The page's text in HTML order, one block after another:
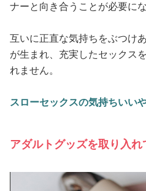
ナーと向き合うことが必要にな
互いに正直な気持ちをぶつけ
が生まれ、充実したセックス
れません。
スローセックスの気持ちいい
アダルトグッズを取り入れ